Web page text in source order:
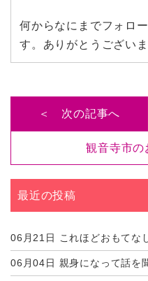
何からなにまでフォロ
す。ありがとうござい
＜ 次の記事へ
観音寺市の
最近の投稿
06月21日 これほどおもてな
06月04日 親身になって話を